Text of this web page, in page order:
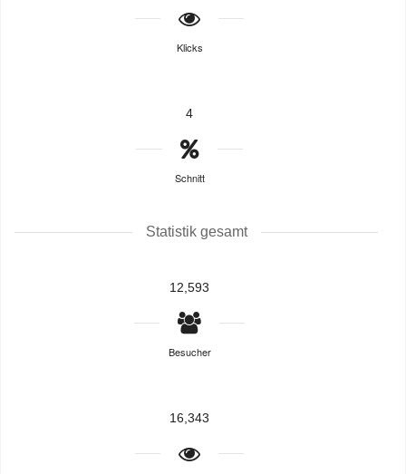
Klicks
4
Schnitt
Statistik gesamt
12,593
Besucher
16,343